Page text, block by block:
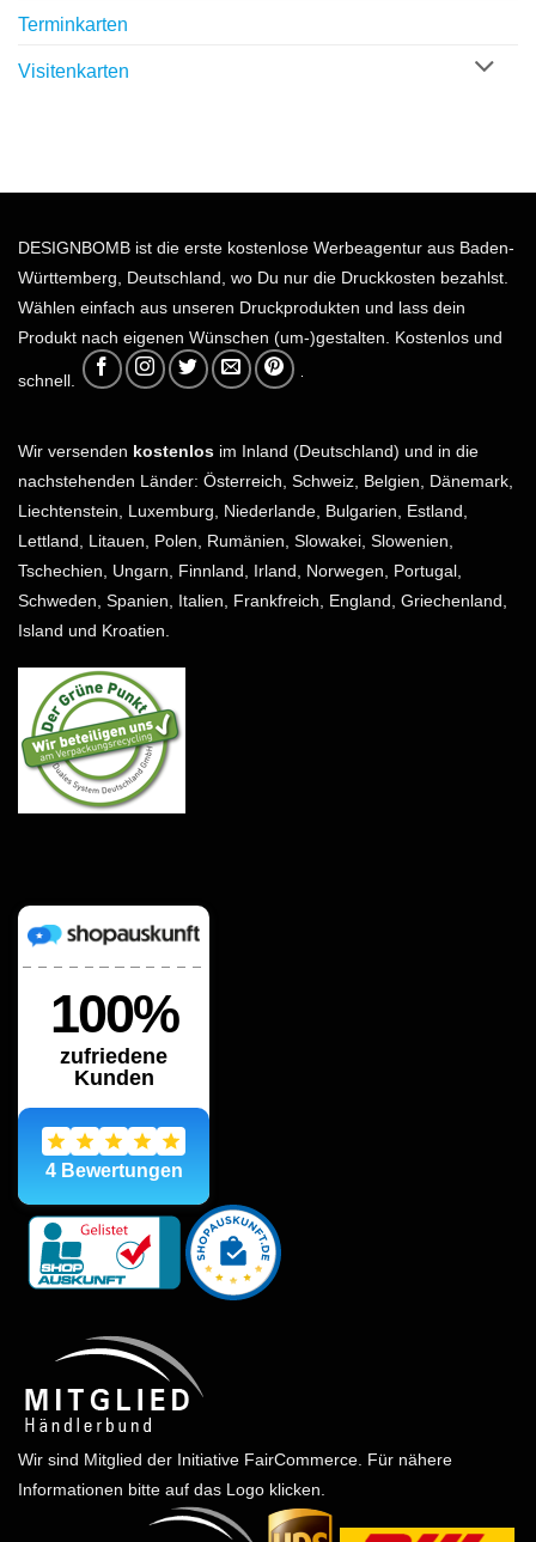
Terminkarten
Visitenkarten
DESIGNBOMB ist die erste kostenlose Werbeagentur aus Baden-
Württemberg, Deutschland, wo Du nur die Druckkosten bezahlst.
Wählen einfach aus unseren Druckprodukten und lass dein
Produkt nach eigenen Wünschen (um-)gestalten. Kostenlos und
schnell.
Wir versenden kostenlos im Inland (Deutschland) und in die
nachstehenden Länder: Österreich, Schweiz, Belgien, Dänemark,
Liechtenstein, Luxemburg, Niederlande, Bulgarien, Estland,
Lettland, Litauen, Polen, Rumänien, Slowakei, Slowenien,
Tschechien, Ungarn, Finnland, Irland, Norwegen, Portugal,
Schweden, Spanien, Italien, Frankfreich, England, Griechenland,
Island und Kroatien.
Wir sind Mitglied der Initiative FairCommerce.
Für nähere
Informationen bitte auf das Logo klicken.